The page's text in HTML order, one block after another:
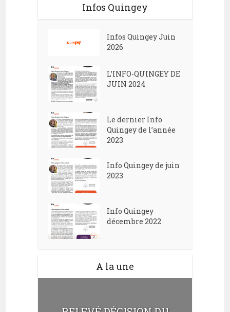
Infos Quingey
Infos Quingey Juin
2026
L’INFO-QUINGEY DE
JUIN 2024
Le dernier Info
Quingey de l’année
2023
Info Quingey de juin
2023
Info Quingey
décembre 2022
A la une